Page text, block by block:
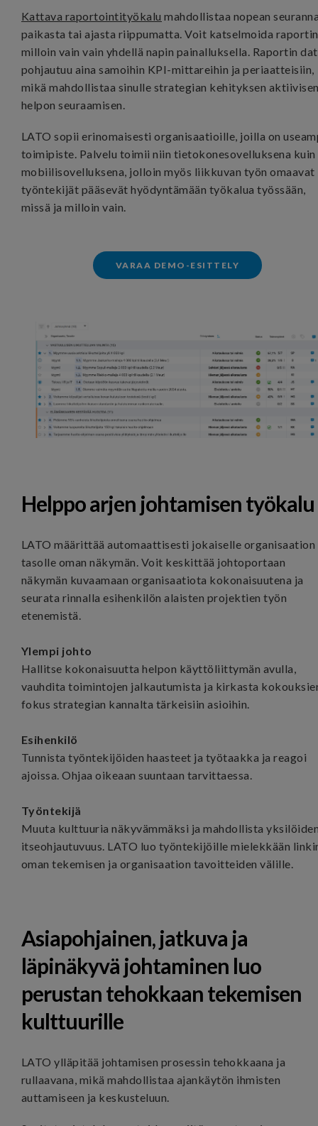
Kattava raportointityökalu mahdollistaa nopean
paikasta tai ajasta riippumatta. Voit katselmoida raportin
milloin vain vain yhdellä napin painalluksella. Raportin
pohjautuu aina samoihin KPI-mittareihin ja periaatteisiin,
mikä mahdollistaa sinulle strategian kehityksen
helpon seuraamisen.
LATO sopii erinomaisesti organisaatioille, joilla on
toimipiste. Palvelu toimii niin tietokonesovelluksena kuin
mobiilisovelluksena, jolloin myös liikkuvan työn omaavat
työntekijät pääsevät hyödyntämään työkalua työssään,
missä ja milloin vain.
VARAA DEMO-ESITTELY
Helppo arjen johtamisen työkalu
LATO määrittää automaattisesti jokaiselle organisaation
tasolle oman näkymän. Voit keskittää johtoportaan
näkymän kuvaamaan organisaatiota kokonaisuutena ja
seurata rinnalla esihenkilön alaisten projektien työn
etenemistä.
Ylempi johto
Hallitse kokonaisuutta helpon käyttöliittymän avulla,
vauhdita toimintojen jalkautumista ja kirkasta
fokus strategian kannalta tärkeisiin asioihin.
Esihenkilö
Tunnista työntekijöiden haasteet ja työtaakka ja reagoi
ajoissa. Ohjaa oikeaan suuntaan tarvittaessa.
Työntekijä
Muuta kulttuuria näkyvämmäksi ja mahdollista
itseohjautuvuus. LATO luo työntekijöille mielekkään
oman tekemisen ja organisaation tavoitteiden välille.
Asiapohjainen, jatkuva ja
läpinäkyvä johtaminen luo
perustan tehokkaan tekemisen
kulttuurille
LATO ylläpitää johtamisen prosessin tehokkaana ja
rullaavana, mikä mahdollistaa ajankäytön ihmisten
auttamiseen ja keskusteluun.